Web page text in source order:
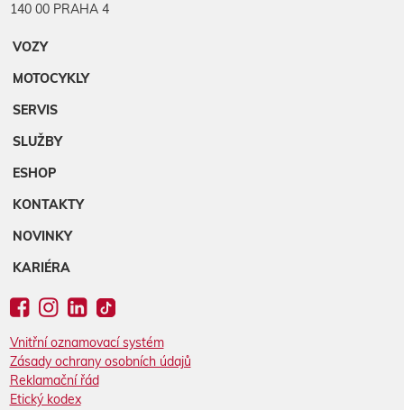
140 00 PRAHA 4
VOZY
MOTOCYKLY
SERVIS
SLUŽBY
ESHOP
KONTAKTY
NOVINKY
KARIÉRA
Vnitřní oznamovací systém
Zásady ochrany osobních údajů
Reklamační řád
Etický kodex